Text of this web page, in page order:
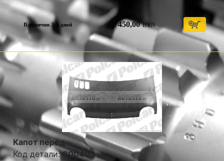
В наличии 3-5 дней 450,00 BYN
Капот перед
Код детали:600403